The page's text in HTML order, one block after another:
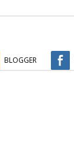
BLOGGER